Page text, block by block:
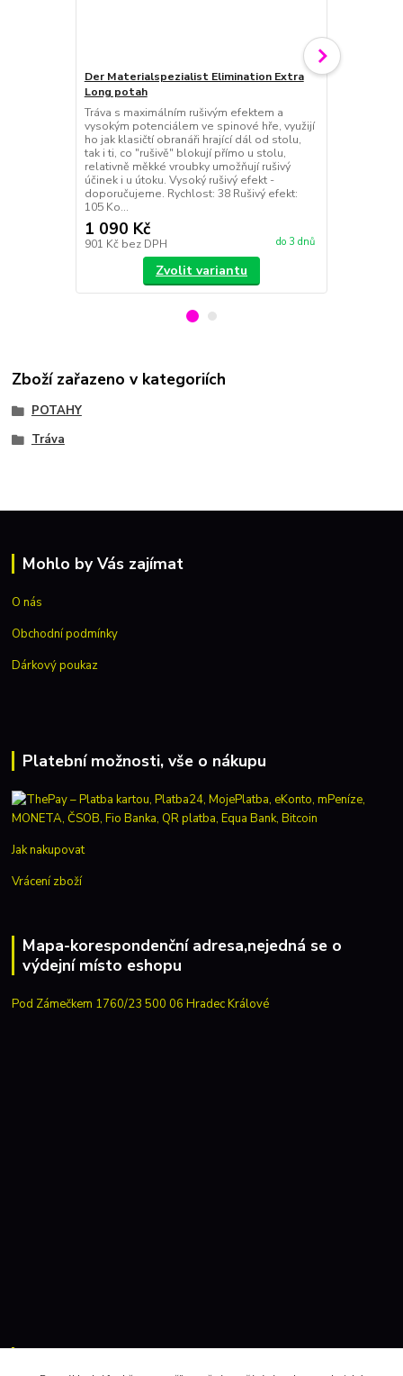
Der Materialspezialist Elimination Extra
Long potah
Tráva s maximálním rušivým efektem a
vysokým potenciálem ve spinové hře, využijí
ho jak klasičtí obranáři hrající dál od stolu,
tak i ti, co "rušivě" blokují přímo u stolu,
relativně měkké vroubky umožňují rušivý
účinek i u útoku. Vysoký rušivý efekt -
doporučujeme. Rychlost: 38 Rušivý efekt:
105 Ko...
1 090 Kč
901 Kč bez DPH do 3 dnů
Zvolit variantu
Zboží zařazeno v kategoriích
POTAHY
Tráva
Mohlo by Vás zajímat
O nás
Obchodní podmínky
Dárkový poukaz
Platební možnosti, vše o nákupu
Jak nakupovat
Vrácení zboží
Mapa-korespondenční adresa,nejedná se o
výdejní místo eshopu
Pod Zámečkem 1760/23 500 06 Hradec Králové